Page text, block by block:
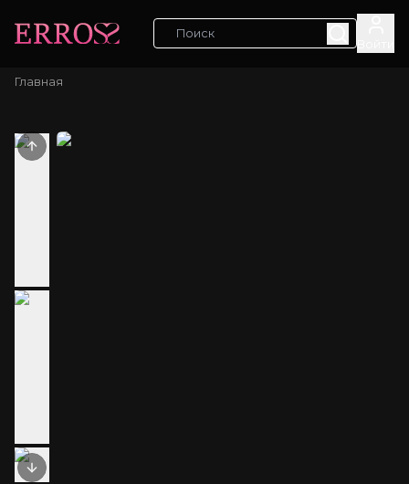
Главная
Previous slide